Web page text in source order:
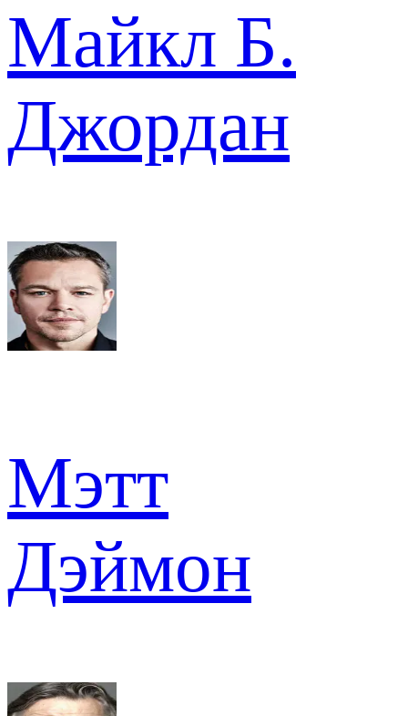
Майкл Б.
Джордан
Мэтт
Дэймон